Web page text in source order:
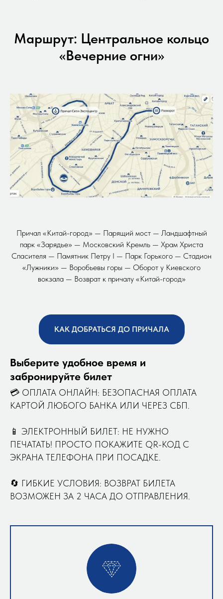
Маршрут: Центральное кольцо
«Вечерние огни»
Причал «Китай-город» — Парящий мост — Ландшафтный
парк «Зарядье» — Московский Кремль — Храм Христа
Спасителя — Памятник Петру I — Парк Горького — Стадион
«Лужники» — Воробьевы горы — Оборот у Киевского
вокзала — Возврат к причалу «Китай-город»
КАК ДОБРАТЬСЯ ДО ПРИЧАЛА
Выберите удобное время и
забронируйте билет
💳 ОПЛАТА ОНЛАЙН: БЕЗОПАСНАЯ ОПЛАТА
КАРТОЙ ЛЮБОГО БАНКА ИЛИ ЧЕРЕЗ СБП.
📱 ЭЛЕКТРОННЫЙ БИЛЕТ: НЕ НУЖНО
ПЕЧАТАТЬ! ПРОСТО ПОКАЖИТЕ QR-КОД С
ЭКРАНА ТЕЛЕФОНА ПРИ ПОСАДКЕ.
🔄 ГИБКИЕ УСЛОВИЯ: ВОЗВРАТ БИЛЕТА
ВОЗМОЖЕН ЗА 2 ЧАСА ДО ОТПРАВЛЕНИЯ.